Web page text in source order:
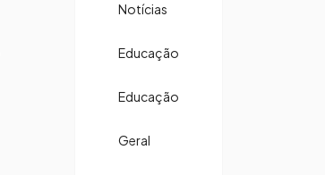
Notícias
Educação
Educação
Geral